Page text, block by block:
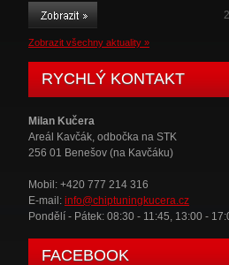
Zobrazit všechny aktuality »
RYCHLÝ KONTAKT
Milan Kučera
Areál Kavčák, odbočka na STK
256 01 Benešov (na Kavčáku)
Mobil: +420 777 214 316
E-mail: info@chiptuningkucera.cz
Pondělí - Pátek: 08:30 - 11:45, 13:00 -
FACEBOOK